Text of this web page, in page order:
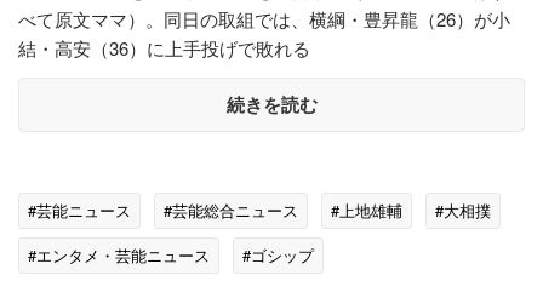
べて原文ママ）。同日の取組では、横綱・豊昇龍（26）が小
結・高安（36）に上手投げで敗れる
続きを読む
#芸能ニュース #芸能総合ニュース #上地雄輔
#大相撲
#エンタメ・芸能ニュース
#ゴシップ